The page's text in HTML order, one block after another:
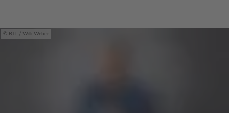
RTL / Willi Weber